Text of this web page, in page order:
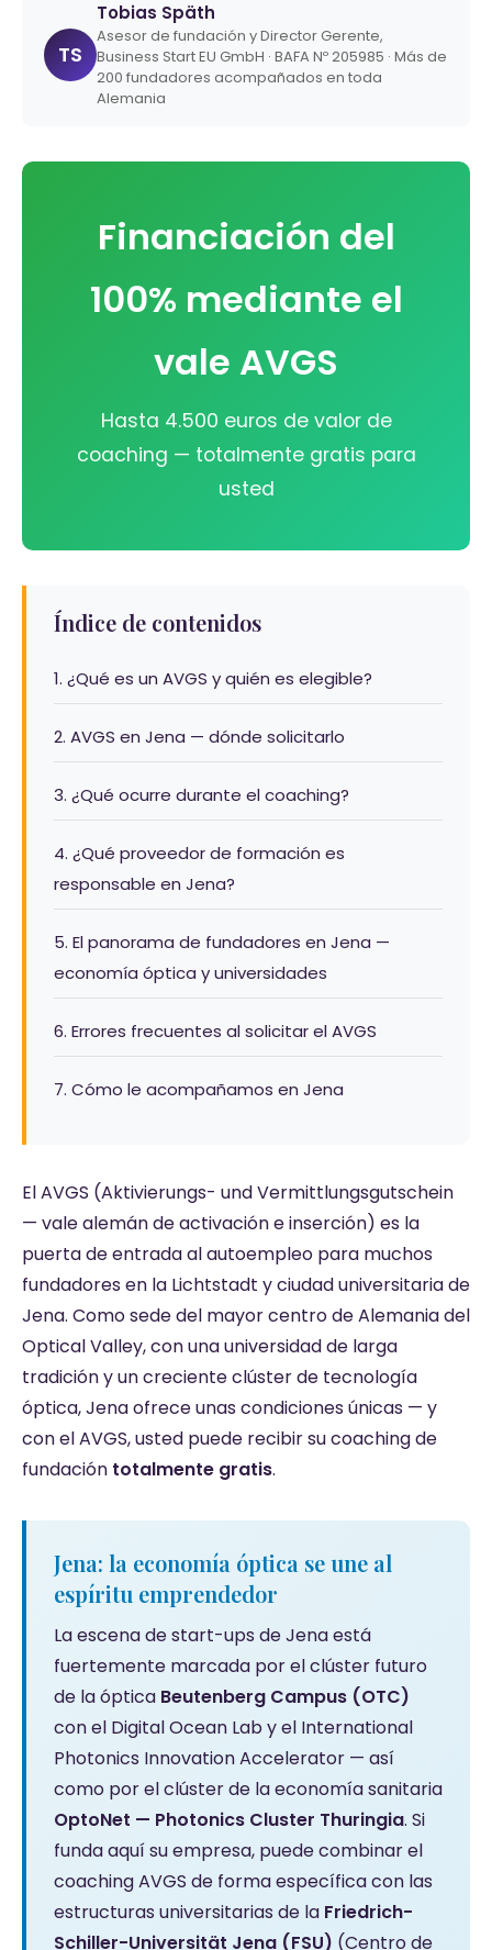
TS
Tobias Späth
Asesor de fundación y Director Gerente,
Business Start EU GmbH · BAFA Nº 205985 · Más de
200 fundadores acompañados en toda
Alemania
Financiación del
100% mediante el
vale AVGS
Hasta 4.500 euros de valor de
coaching — totalmente gratis para
usted
Índice de contenidos
1. ¿Qué es un AVGS y quién es elegible?
2. AVGS en Jena — dónde solicitarlo
3. ¿Qué ocurre durante el coaching?
4. ¿Qué proveedor de formación es
responsable en Jena?
5. El panorama de fundadores en Jena —
economía óptica y universidades
6. Errores frecuentes al solicitar el AVGS
7. Cómo le acompañamos en Jena
El AVGS (Aktivierungs- und Vermittlungsgutschein
— vale alemán de activación e inserción) es la
puerta de entrada al autoempleo para muchos
fundadores en la Lichtstadt y ciudad universitaria de
Jena. Como sede del mayor centro de Alemania del
Optical Valley, con una universidad de larga
tradición y un creciente clúster de tecnología
óptica, Jena ofrece unas condiciones únicas — y
con el AVGS, usted puede recibir su coaching de
fundación totalmente gratis.
Jena: la economía óptica se une al
espíritu emprendedor
La escena de start-ups de Jena está
fuertemente marcada por el clúster futuro
de la óptica Beutenberg Campus (OTC)
con el Digital Ocean Lab y el International
Photonics Innovation Accelerator — así
como por el clúster de la economía sanitaria
OptoNet — Photonics Cluster Thuringia. Si
funda aquí su empresa, puede combinar el
coaching AVGS de forma específica con las
estructuras universitarias de la Friedrich-
Schiller-Universität Jena (FSU) (Centro de